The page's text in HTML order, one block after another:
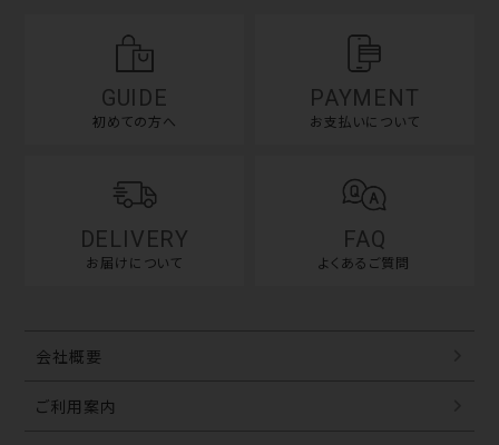
GUIDE
初めての方へ
PAYMENT
お支払いについて
DELIVERY
お届けについて
FAQ
よくあるご質問
会社概要
ご利用案内